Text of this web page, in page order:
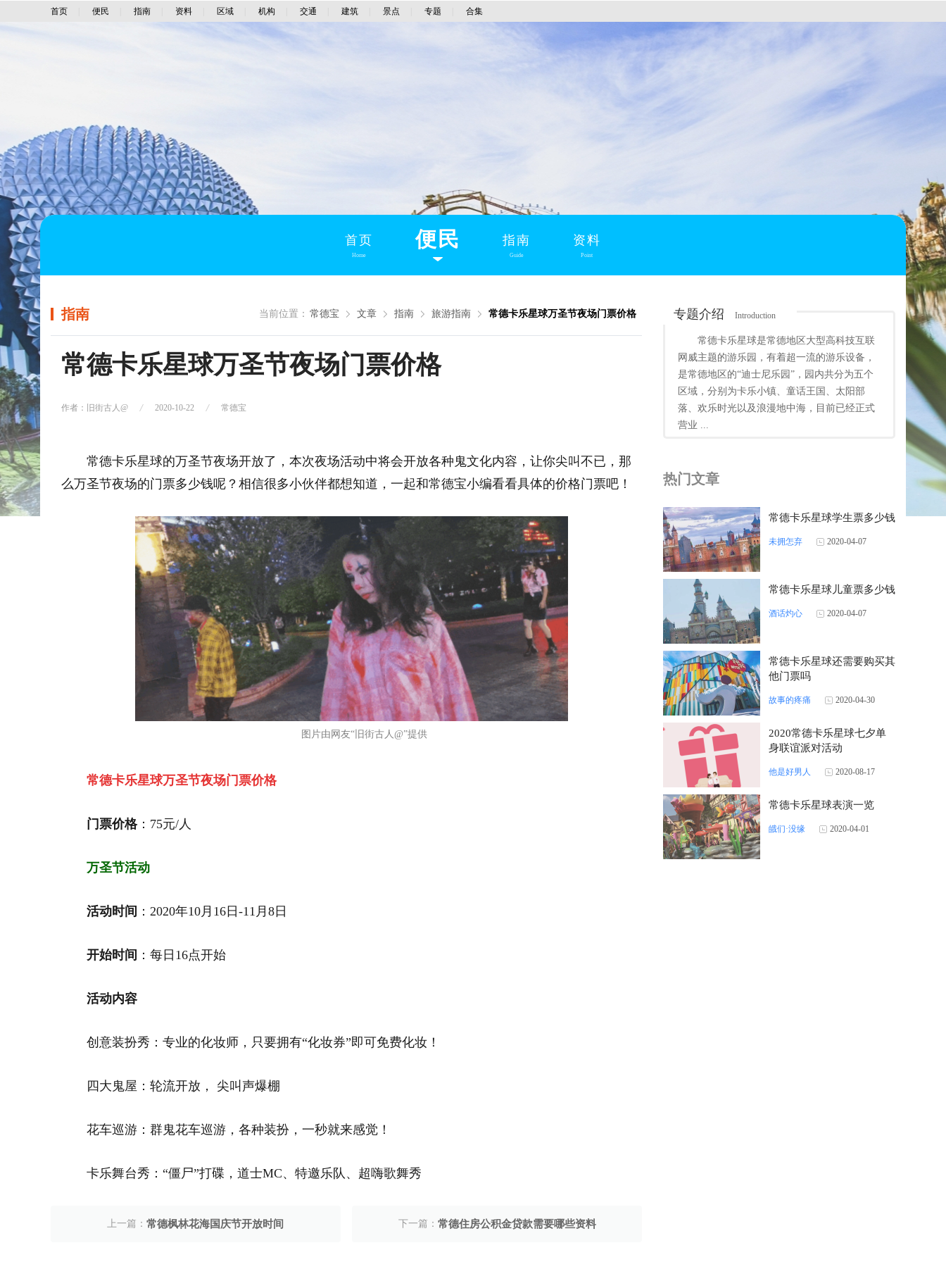
首页 便民 指南 资料 区域 机构 交通 建筑 景点 专题 合集
首页
Home
便民 指南
Guide
资料
Point
指南 当前位置： 常德宝 文章 指南 旅游指南 常德卡乐星球万圣节夜场门票价格
常德卡乐星球万圣节夜场门票价格
作者：旧街古人@ 2020-10-22 常德宝
常德卡乐星球的万圣节夜场开放了，本次夜场活动中将会开放各种鬼文化内容，让你尖叫不已，那
么万圣节夜场的门票多少钱呢？相信很多小伙伴都想知道，一起和常德宝小编看看具体的价格门票吧！
图片由网友“旧街古人@”提供
常德卡乐星球万圣节夜场门票价格
门票价格：75元/人
万圣节活动
活动时间 ：2020年10月16日-11月8日
开始时间 ：每日16点开始
活动内容
创意装扮秀：专业的化妆师，只要拥有“化妆券”即可免费化妆！
四大鬼屋：轮流开放， 尖叫声爆棚
花车巡游：群鬼花车巡游，各种装扮，一秒就来感觉！
卡乐舞台秀：“僵尸”打碟，道士MC、特邀乐队、超嗨歌舞秀
上一篇：常德枫林花海国庆节开放时间 下一篇： 常德住房公积金贷款需要哪些资料
专题介绍 Introduction
常德卡乐星球是常德地区大型高科技互联
网威主题的游乐园，有着超一流的游乐设备，
是常德地区的“迪士尼乐园”，园内共分为五个
区域，分别为卡乐小镇、童话王国、太阳部
落、欢乐时光以及浪漫地中海，目前已经正式
营业 ...
热门文章
常德卡乐星球学生票多少钱
未拥怎弃 2020-04-07
常德卡乐星球儿童票多少钱
酒话灼心 2020-04-07
常德卡乐星球还需要购买其
他门票吗
故事的疼痛 2020-04-30
2020常德卡乐星球七夕单
身联谊派对活动
他是好男人 2020-08-17
常德卡乐星球表演一览
皒们·没缘 2020-04-01